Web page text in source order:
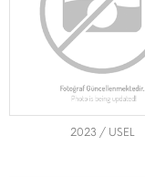
2023 / USEL